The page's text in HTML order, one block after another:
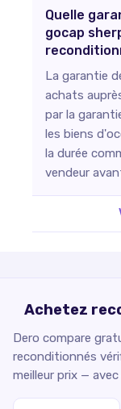
Quelle
gocap
La garantie
achats
par la
les biens
la durée
vendeur
Achetez
Dero compare
reconditionnés
meilleur prix —